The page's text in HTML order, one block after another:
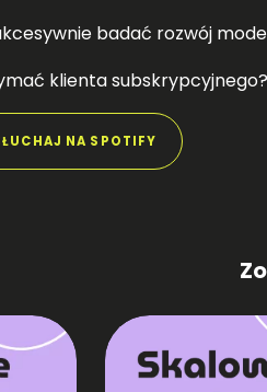
badać rozwój
klienta subskrypcyjnego?
NA SPOTIFY